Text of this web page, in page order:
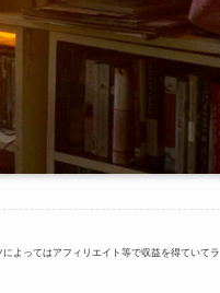
よってはアフィリエイト等で収益を得ていてラ